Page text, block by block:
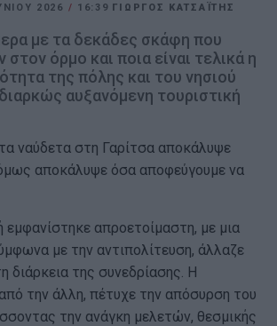
2026 / 16:39 ΓΙΩΡΓΟΣ ΚΑΤΣΑΪΤΗΣ
με τα δεκάδες σκάφη που
όρμο και ποια είναι τελικά η
της πόλης και του νησιού
αυξανόμενη τουριστική
ναύδετα στη Γαρίτσα αποκάλυψε
αποκάλυψε όσα αποφεύγουμε να
εμφανίστηκε απροετοίμαστη, με μια
με την αντιπολίτευση, άλλαζε
διάρκεια της συνεδρίασης. Η
την άλλη, πέτυχε την απόσυρση του
την ανάγκη μελετών, θεσμικής